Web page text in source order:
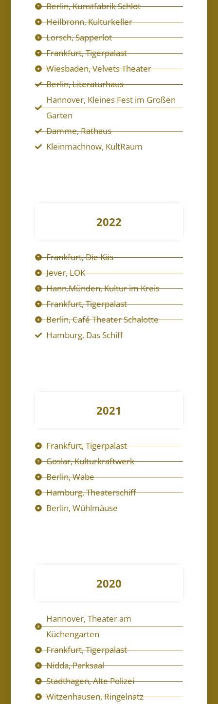
Berlin, Kunstfabrik Schlot
Heilbronn, Kulturkeller
Lorsch, Sapperlot
Frankfurt, Tigerpalast
Wiesbaden, Velvets Theater
Berlin, Literaturhaus
Hannover, Kleines Fest im Großen
Garten
Damme, Rathaus
Kleinmachnow, KultRaum
2022
Frankfurt, Die Käs
Jever, LOK
Hann.Münden, Kultur im Kreis
Frankfurt, Tigerpalast
Berlin, Café Theater Schalotte
Hamburg, Das Schiff
2021
Frankfurt, Tigerpalast
Goslar, Kulturkraftwerk
Berlin, Wabe
Hamburg, Theaterschiff
Berlin, Wühlmäuse
2020
Hannover, Theater am
Küchengarten
Frankfurt, Tigerpalast
Nidda, Parksaal
Stadthagen, Alte Polizei
Witzenhausen, Ringelnatz